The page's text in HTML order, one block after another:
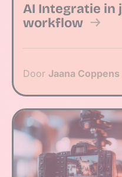
AI Integratie in
workflow
Door Jaana Coppens